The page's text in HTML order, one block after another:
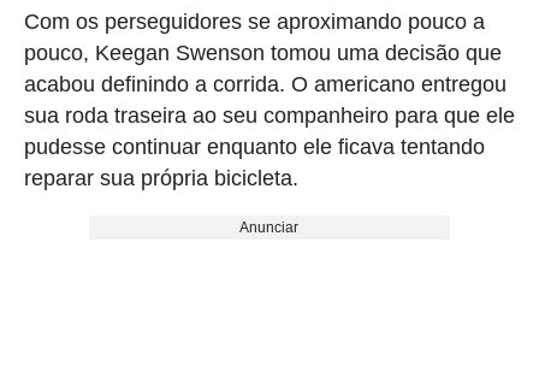
Com os perseguidores se aproximando pouco a
pouco, Keegan Swenson tomou uma decisão que
acabou definindo a corrida. O americano entregou
sua roda traseira ao seu companheiro para que ele
pudesse continuar enquanto ele ficava tentando
reparar sua própria bicicleta.
Anunciar